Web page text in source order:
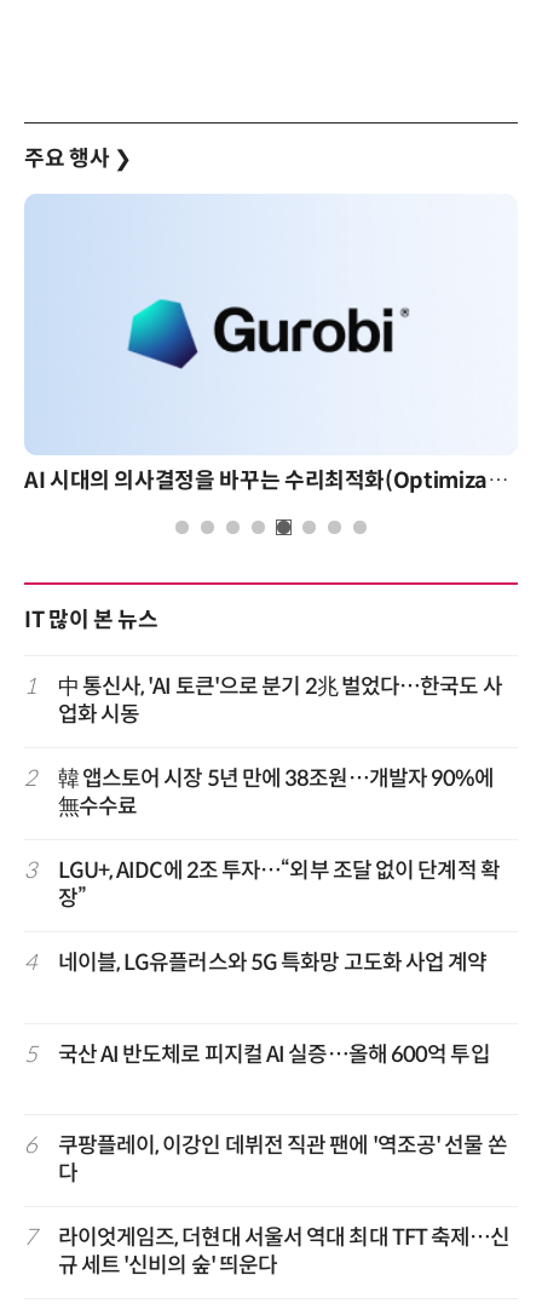
주요 행사 ❯
AI 시대의 의사결정을 바꾸는 수리최적화(Optimization): 실제 산업 적용 사례와 활용 전략
IT 많이 본 뉴스
1
中 통신사, 'AI 토큰'으로 분기 2兆 벌었다…한국도 사
업화 시동
2
韓 앱스토어 시장 5년 만에 38조원…개발자 90%에
無수수료
3
LGU+, AIDC에 2조 투자…“외부 조달 없이 단계적 확
장”
4 네이블, LG유플러스와 5G 특화망 고도화 사업 계약
5 국산 AI 반도체로 피지컬 AI 실증…올해 600억 투입
6
쿠팡플레이, 이강인 데뷔전 직관 팬에 '역조공' 선물 쏜
다
7
라이엇게임즈, 더현대 서울서 역대 최대 TFT 축제…신
규 세트 '신비의 숲' 띄운다